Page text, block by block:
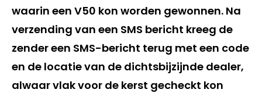
waarin een V50 kon worden gewonnen. Na
verzending van een SMS bericht kreeg de
zender een SMS-bericht terug met een code
en de locatie van de dichtsbijzijnde dealer,
alwaar vlak voor de kerst gecheckt kon